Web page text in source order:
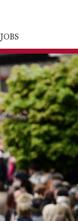
JOBS